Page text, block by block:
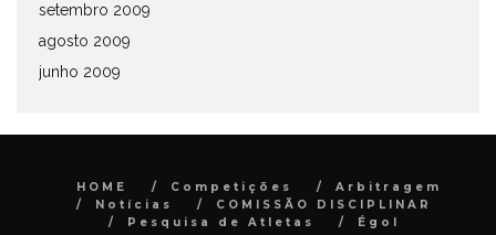
setembro 2009
agosto 2009
junho 2009
HOME Competições
Arbitragem
Notícias
COMISSÃO DISCIPLINAR
Pesquisa de Atletas
Égol